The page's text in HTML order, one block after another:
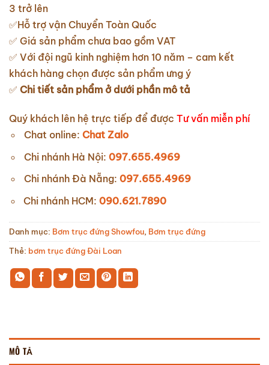
3 trở lên
✅Hỗ trợ vận Chuyển Toàn Quốc
✅ Giá sản phẩm chưa bao gồm VAT
✅ Với đội ngũ kinh nghiệm hơn 10 năm – cam kết
khách hàng chọn được sản phẩm ưng ý
✅ Chi tiết sản phẩm ở dưới phần mô tả
Quý khách lên hệ trực tiếp để được Tư vấn miễn phí
Chat online: Chat Zalo
Chi nhánh Hà Nội: 097.655.4969
Chi nhánh Đà Nẵng: 097.655.4969
Chi nhánh HCM: 090.621.7890
Danh mục: Bơm trục đứng Showfou, Bơm trục đứng
Thẻ: bơm trục đứng Đài Loan
MÔ TẢ